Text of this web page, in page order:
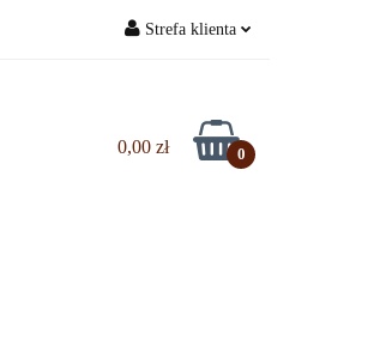
Strefa klienta
Zarejestruj się
Dodaj zgłoszenie
0,00 zł 0